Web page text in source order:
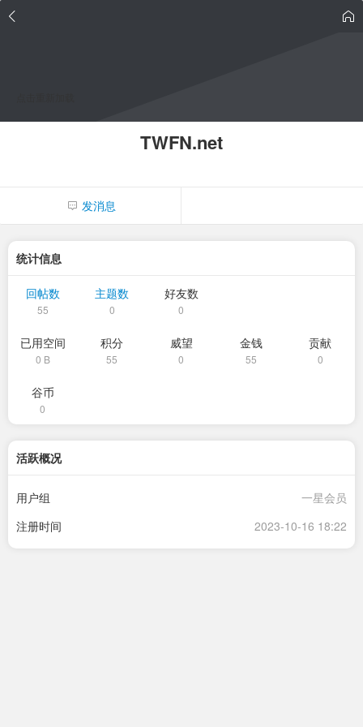
TWFN.net
发消息
统计信息
回帖数
55
主题数
0
好友数
0
已用空间
0 B
积分
55
威望
0
金钱
55
贡献
0
谷币
0
活跃概况
用户组
一星会员
注册时间
2023-10-16 18:22